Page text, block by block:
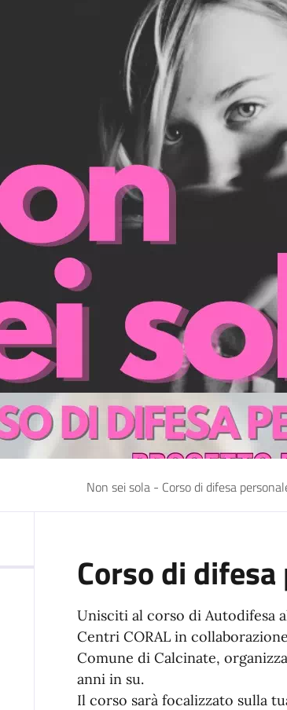
Non sei sola - Corso di difesa
Corso di
Unisciti al corso di Autodifesa
Centri CORAL in
Comune di Calcinate,
anni in su.
Il corso sarà focalizzato sulla